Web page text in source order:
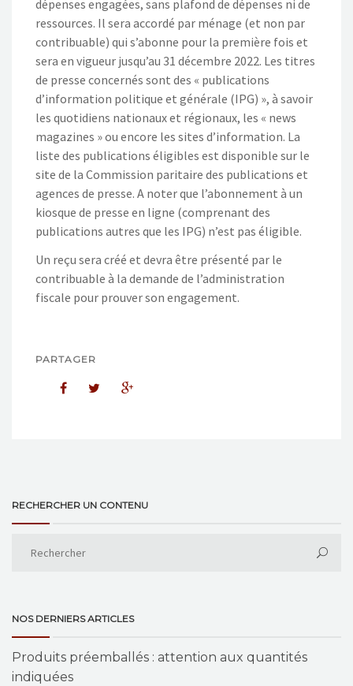
dépenses engagées, sans plafond de dépenses ni de
ressources. Il sera accordé par ménage (et non par
contribuable) qui s’abonne pour la première fois et
sera en vigueur jusqu’au 31 décembre 2022. Les titres
de presse concernés sont des « publications
d’information politique et générale (IPG) », à savoir
les quotidiens nationaux et régionaux, les « news
magazines » ou encore les sites d’information. La
liste des publications éligibles est disponible sur le
site de la Commission paritaire des publications et
agences de presse. A noter que l’abonnement à un
kiosque de presse en ligne (comprenant des
publications autres que les IPG) n’est pas éligible.
Un reçu sera créé et devra être présenté par le
contribuable à la demande de l’administration
fiscale pour prouver son engagement.
PARTAGER
RECHERCHER UN CONTENU
NOS DERNIERS ARTICLES
Produits préemballés : attention aux quantités
indiquées